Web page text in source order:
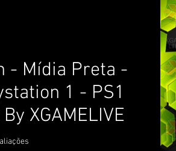
- Mídia Preta -
1 - PS1
XGAMELIVE
de 5 estrelas com base em 2 avaliações